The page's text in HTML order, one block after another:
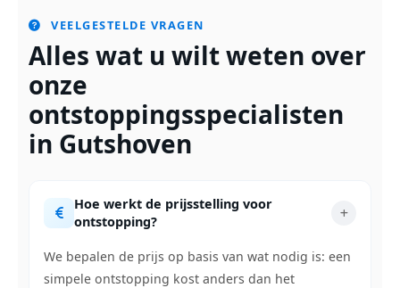
VEELGESTELDE VRAGEN
Alles wat u wilt weten over
onze
ontstoppingsspecialisten
in Gutshoven
Hoe werkt de prijsstelling voor
ontstopping?
We bepalen de prijs op basis van wat nodig is: een
simpele ontstopping kost anders dan het